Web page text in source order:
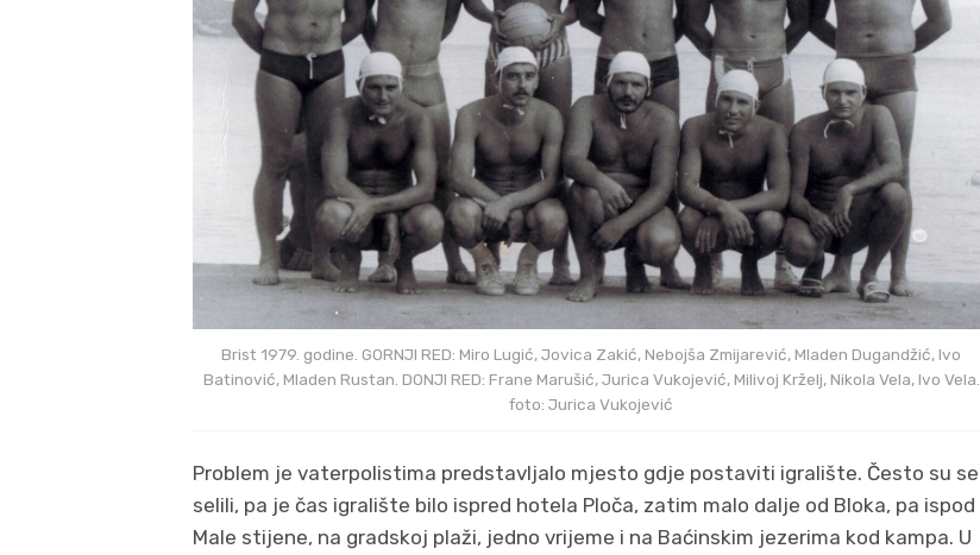
Brist 1979. godine. GORNJI RED: Miro Lugić, Jovica Zakić, Nebojša Zmijarević, Mladen Dugandžić, Ivo
Batinović, Mladen Rustan. DONJI RED: Frane Marušić, Jurica Vukojević, Milivoj Krželj, Nikola Vela, Ivo Vela.
foto: Jurica Vukojević
Problem je vaterpolistima predstavljalo mjesto gdje postaviti igralište. Često su se
selili, pa je čas igralište bilo ispred hotela Ploča, zatim malo dalje od Bloka, pa ispod
Male stijene, na gradskoj plaži, jedno vrijeme i na Baćinskim jezerima kod kampa. U